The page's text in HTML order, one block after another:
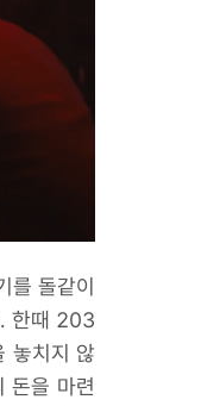
돌같이
. 한때 203
놓치지 않
돈을 마련